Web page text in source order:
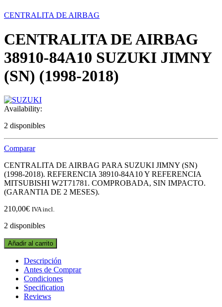
CENTRALITA DE AIRBAG
CENTRALITA DE AIRBAG
38910-84A10 SUZUKI JIMNY
(SN) (1998-2018)
Availability:
2 disponibles
Comparar
CENTRALITA DE AIRBAG PARA SUZUKI JIMNY (SN)
(1998-2018). REFERENCIA 38910-84A10 Y REFERENCIA
MITSUBISHI W2T71781. COMPROBADA, SIN IMPACTO.
(GARANTIA DE 2 MESES).
210,00€ IVA incl.
2 disponibles
CENTRALITA
DE
AIRBAG
38910-
84A10
SUZUKI
JIMNY
Añadir al carrito
Descripción
Antes de Comprar
Condiciones
Specification
Reviews